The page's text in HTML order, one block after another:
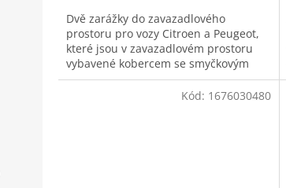
Dvě zarážky do zavazadlového
prostoru pro vozy Citroen a Peugeot,
které jsou v zavazadlovém prostoru
vybavené kobercem se smyčkovým
vlasem.
Kód: 1676030480